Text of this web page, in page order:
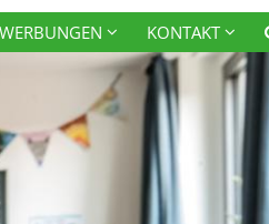
KONTAKT